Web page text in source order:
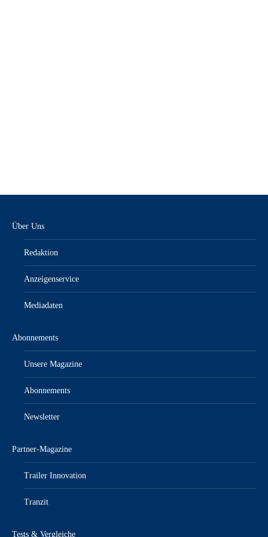
Über Uns
Redaktion
Anzeigenservice
Mediadaten
Abonnements
Unsere Magazine
Abonnements
Newsletter
Partner-Magazine
Trailer Innovation
Tranzit
Tests & Vergleiche